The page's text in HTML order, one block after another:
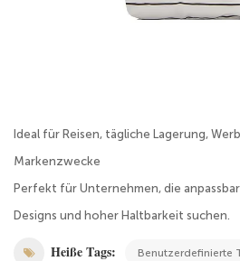
Ideal für Reisen, tägliche Lagerung,
Markenzwecke
Perfekt für Unternehmen, die
Designs und hoher Haltbarkeit suchen.
Heiße Tags: Benutzerdefinierte